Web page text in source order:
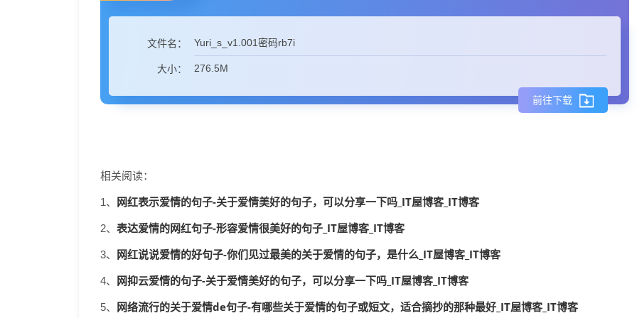
文件名： Yuri_s_v1.001密码rb7i
大小： 276.5M
前往下载
相关阅读：
1、 网红表示爱情的句子-关于爱情美好的句子，可以分享一下吗_IT屋博客_IT博客
2、 表达爱情的网红句子-形容爱情很美好的句子_IT屋博客_IT博客
3、 网红说说爱情的好句子-你们见过最美的关于爱情的句子，是什么_IT屋博客_IT博客
4、 网抑云爱情的句子-关于爱情美好的句子，可以分享一下吗_IT屋博客_IT博客
5、 网络流行的关于爱情de句子-有哪些关于爱情的句子或短文，适合摘抄的那种最好_IT屋博客_IT博客